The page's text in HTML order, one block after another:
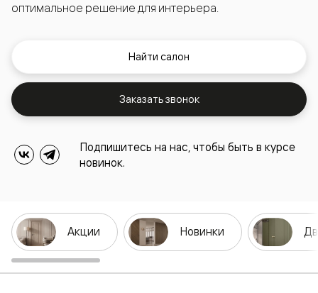
оптимальное решение для интерьера.
Найти салон
Заказать звонок
Подпишитесь на нас, чтобы быть в курсе
новинок.
Акции Новинки